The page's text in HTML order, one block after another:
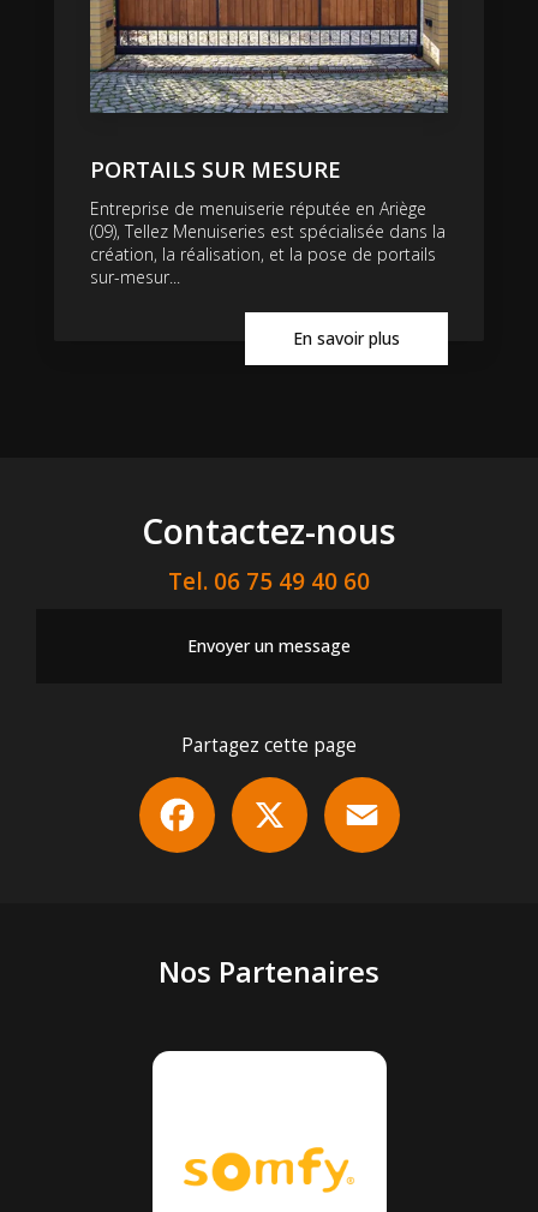
PORTAILS SUR MESURE
Entreprise de menuiserie réputée en Ariège
(09), Tellez Menuiseries est spécialisée dans la
création, la réalisation, et la pose de portails
sur-mesur...
En savoir plus
Contactez-nous
Tel. 06 75 49 40 60
Envoyer un message
Partagez cette page
Facebook
Nos Partenaires